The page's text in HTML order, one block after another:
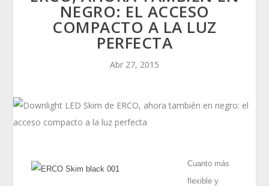
NEGRO: EL ACCESO
COMPACTO A LA LUZ
PERFECTA
Abr 27, 2015
Cuanto más
flexible y